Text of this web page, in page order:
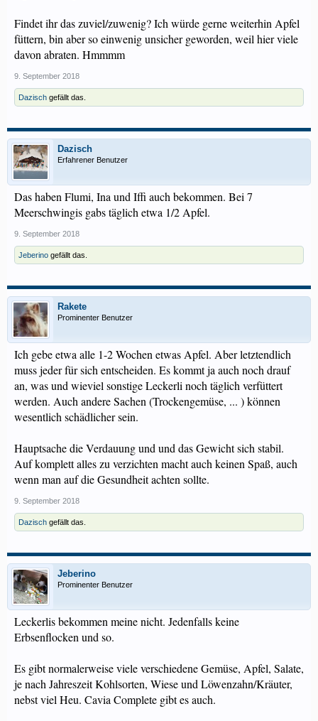
Findet ihr das zuviel/zuwenig? Ich würde gerne weiterhin Apfel
füttern, bin aber so einwenig unsicher geworden, weil hier viele
davon abraten. Hmmmm
9. September 2018
Dazisch gefällt das.
Dazisch
Erfahrener Benutzer
Das haben Flumi, Ina und Iffi auch bekommen. Bei 7
Meerschwingis gabs täglich etwa 1/2 Apfel.
9. September 2018
Jeberino gefällt das.
Rakete
Prominenter Benutzer
Ich gebe etwa alle 1-2 Wochen etwas Apfel. Aber letztendlich
muss jeder für sich entscheiden. Es kommt ja auch noch drauf
an, was und wieviel sonstige Leckerli noch täglich verfüttert
werden. Auch andere Sachen (Trockengemüse, ... ) können
wesentlich schädlicher sein.
Hauptsache die Verdauung und und das Gewicht sich stabil.
Auf komplett alles zu verzichten macht auch keinen Spaß, auch
wenn man auf die Gesundheit achten sollte.
9. September 2018
Dazisch gefällt das.
Jeberino
Prominenter Benutzer
Leckerlis bekommen meine nicht. Jedenfalls keine
Erbsenflocken und so.
Es gibt normalerweise viele verschiedene Gemüse, Apfel, Salate,
je nach Jahreszeit Kohlsorten, Wiese und Löwenzahn/Kräuter,
nebst viel Heu. Cavia Complete gibt es auch.